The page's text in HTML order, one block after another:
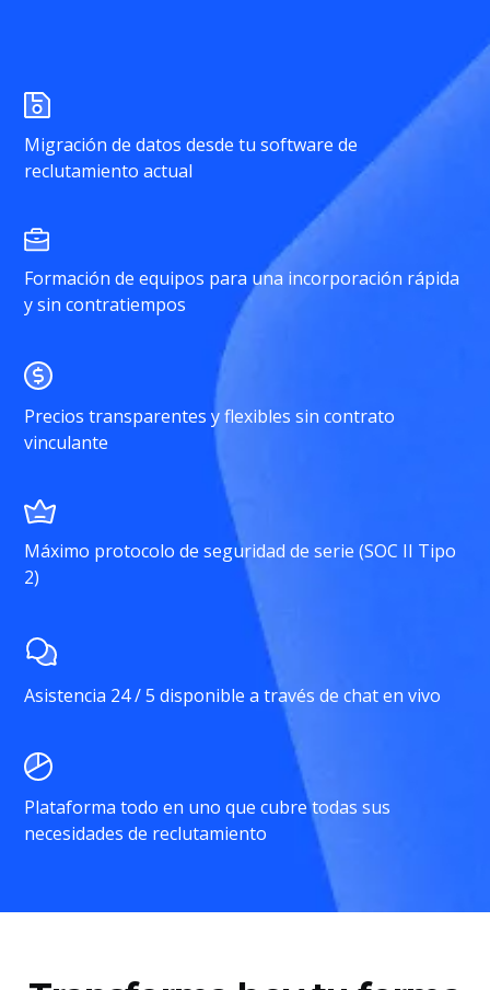
Migración de datos desde tu software de
reclutamiento actual
Formación de equipos para una incorporación rápida
y sin contratiempos
Precios transparentes y flexibles sin contrato
vinculante
Máximo protocolo de seguridad de serie (SOC II Tipo
2)
Asistencia 24 / 5 disponible a través de chat en vivo
Plataforma todo en uno que cubre todas sus
necesidades de reclutamiento